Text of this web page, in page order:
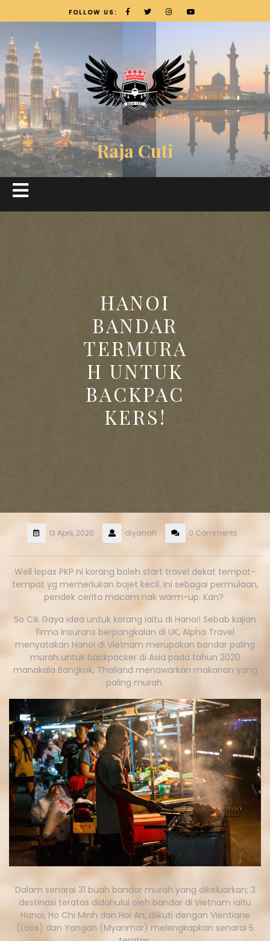
FOLLOW US:
Raja Cuti
HANOI
BANDAR
TERMURA
H UNTUK
BACKPAC
KERS!
13 April, 2020 diyanah 0 Comments
Well lepas PKP ni korang boleh start travel dekat tempat-
tempat yg memerlukan bajet kecil. Ini sebagai permulaan,
pendek cerita macam nak warm-up. Kan?
So Cik Gaya idea untuk korang iaitu di Hanoi! Sebab kajian
firma insurans berpangkalan di UK, Alpha Travel
menyatakan Hanoi di Vietnam merupakan bandar paling
murah untuk backpacker di Asia pada tahun 2020
manakala Bangkok, Thailand menawarkan makanan yang
paling murah.
Dalam senarai 31 buah bandar murah yang dikeluarkan; 3
destinasi teratas didahului oleh bandar di Vietnam iaitu
Hanoi, Ho Chi Minh dan Hoi An, diikuti dengan Vientiane
(Laos) dan Yangon (Myanmar) melengkapkan senarai 5